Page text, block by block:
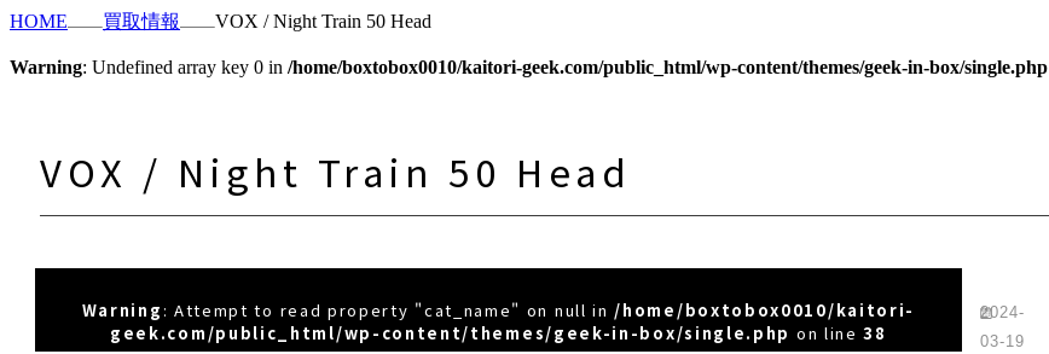
HOME 買取情報 VOX / Night Train 50 Head
Warning: Undefined array key 0 in /home/boxtobox0010/kaitori-geek.com/public_html/wp-content/themes/geek-in-box/single.php
VOX / Night Train 50 Head
Warning : Attempt to read property "cat_name" on null in/home/boxtobox0010/kaitori-
geek.com/public_html/wp-content/themes/geek-in-box/single.php on line38
2024-
03-19